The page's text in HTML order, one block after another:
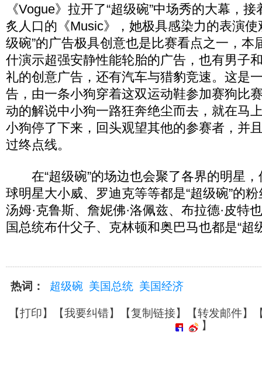
《Vogue》拉开了“超级碗”中场秀的大幕，
炙人口的《Music》，她极具感染力的表演使
级碗”的广告极具创意也是比赛看点之一，本
什演示超强安静性能轮胎的广告，也有男子
礼的创意广告，还有汽车与猎豹竞速。这是
告，由一条小狗穿着这双运动鞋参加赛狗比
动的解说中小狗一路狂奔绝尘而去，就在马
小狗停了下来，回头观望其他的参赛者，并
过终点线。
在“超级碗”的场边也会聚了各界的明星，
球明星大小威、罗迪克等等都是“超级碗”的
汤姆·克鲁斯、詹妮佛·洛佩兹、布拉德·皮特
国总统布什父子、克林顿和奥巴马也都是“超
热词： 超级碗 美国总统 美国经济
【打印】【我要纠错】【复制链接】【转发邮件】
】